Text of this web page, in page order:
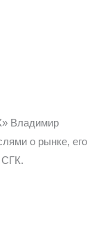
Владимир
о рынке, его
СГК.